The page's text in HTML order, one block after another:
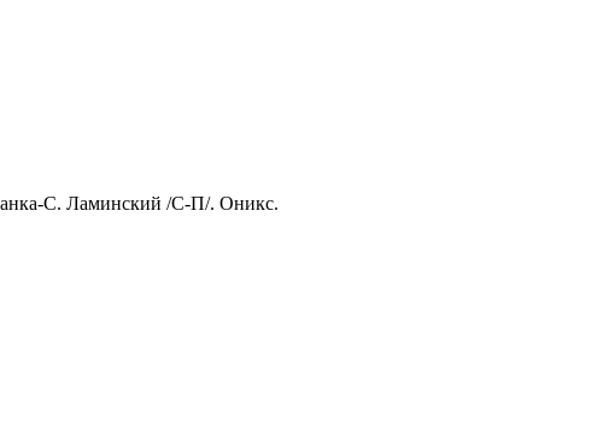
С. Ламинский /С-П/. Оникс.